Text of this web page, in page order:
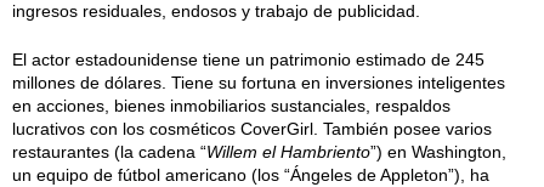
ingresos residuales, endosos y trabajo de publicidad.
El actor estadounidense tiene un patrimonio estimado de 245
millones de dólares. Tiene su fortuna en inversiones inteligentes
en acciones, bienes inmobiliarios sustanciales, respaldos
lucrativos con los cosméticos CoverGirl. También posee varios
restaurantes (la cadena “Willem el Hambriento”) en Washington,
un equipo de fútbol americano (los “Ángeles de Appleton”), ha